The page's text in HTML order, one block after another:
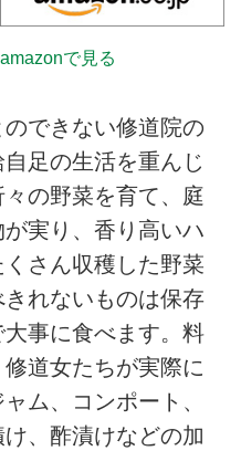
amazonで見る
できない修道院の
足の生活を重んじ
の野菜を育て、庭
実り、香り高いハ
さん収穫した野菜
れないものは保存
事に食べます。料
道女たちが実際に
ム、コンポート、
、酢漬けなどの加